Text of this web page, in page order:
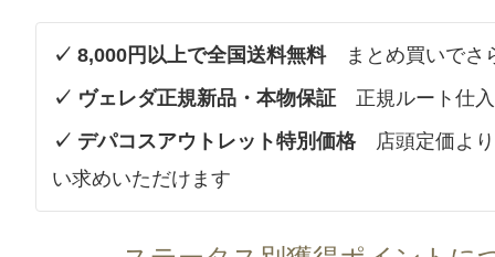
✓ 8,000円以上で全国送料無料まとめ買いでさ
✓ ヴェレダ正規新品・本物保証 正規ルート仕
✓ デパコスアウトレット特別価格店頭定価より
い求めいただけます